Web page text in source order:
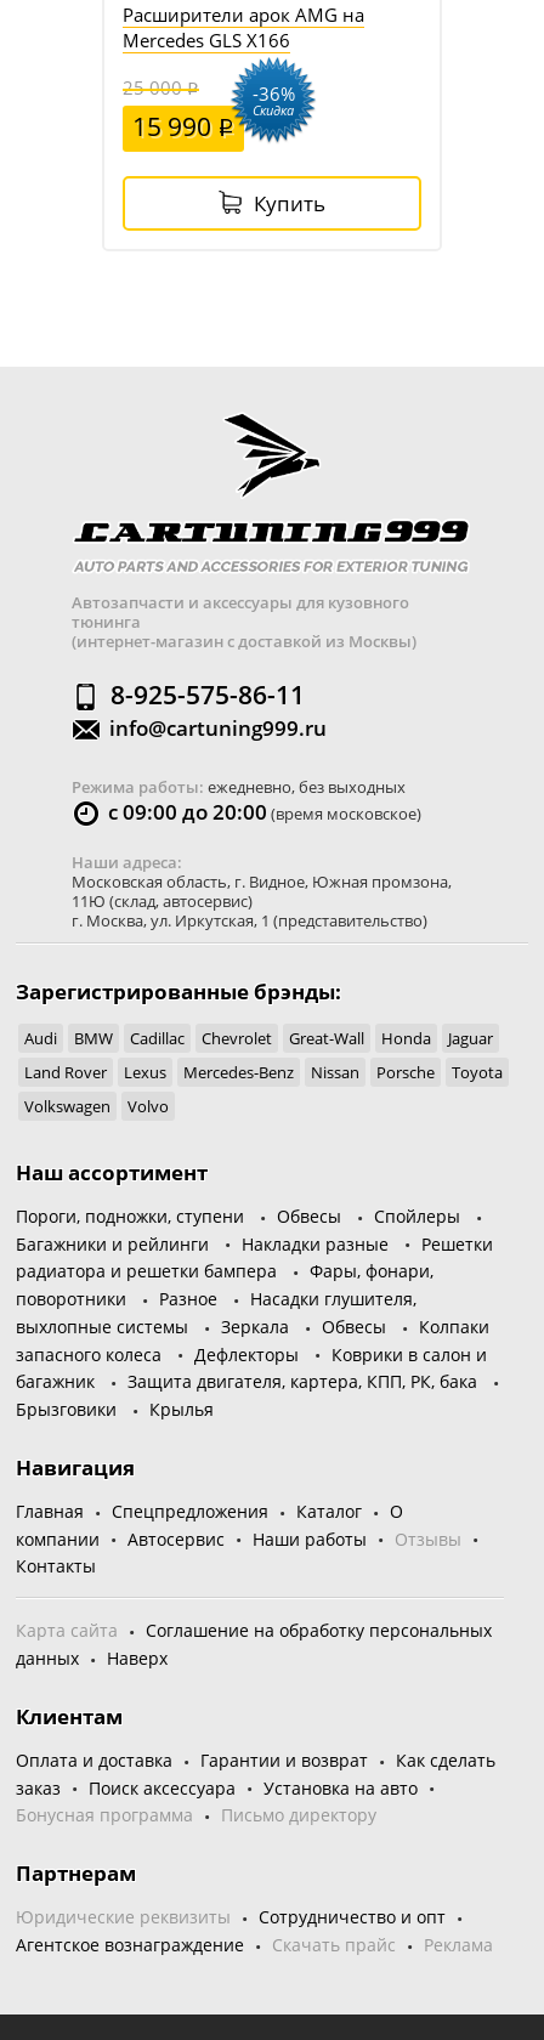
Расширители арок AMG на
Mercedes GLS X166
25 000
15 990
-36%
Скидка
Купить
Автозапчасти и аксессуары для кузовного
тюнинга
(интернет-магазин с доставкой из Москвы)
8-925-575-86-11
info@cartuning999.ru
Режима работы: ежедневно, без выходных
с 09:00 до 20:00 (время московское)
Наши адреса:
Московская область, г. Видное, Южная промзона,
11Ю (склад, автосервис)
г. Москва,ул. Иркутская, 1 (представительство)
Зарегистрированные брэнды:
Audi BMW Cadillac Chevrolet Great-Wall Honda
Jaguar
Land Rover
Lexus Mercedes-Benz Nissan Porsche
Toyota
Volkswagen
Volvo
Наш ассортимент
Пороги, подножки, ступени Обвесы
Спойлеры
Багажники и рейлинги
Накладки разные
Решетки
радиатора и решетки бампера
Фары, фонари,
поворотники
Разное
Насадки глушителя,
выхлопные системы
Зеркала Обвесы
Колпаки
запасного колеса
Дефлекторы
Коврики в салон и
багажник
Защита двигателя, картера, КПП, РК, бака
Брызговики
Крылья
Навигация
Главная Спецпредложения Каталог
О
компании
Автосервис Наши работы
Отзывы
Контакты
Карта сайта
Соглашение на обработку персональных
данных
Наверх
Клиентам
Оплата и доставка Гарантии и возврат
Как сделать
заказ
Поиск аксессуара
Установка на авто
Бонусная программа
Письмо директору
Партнерам
Юридические реквизиты
Сотрудничество и опт
Агентское вознаграждение
Скачать прайс Реклама